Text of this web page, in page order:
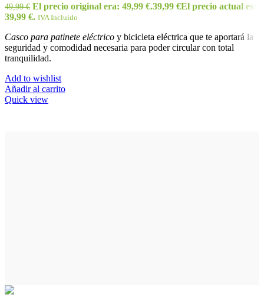
49,99€ El precio original era: 49,99 €.39,99 €El precio actual es:
39,99 €. IVA Incluido
Casco para patinete eléctrico y bicicleta eléctrica que te aportará la
seguridad y comodidad necesaria para poder circular con total
tranquilidad.
Add to wishlist
Añadir al carrito
Quick view